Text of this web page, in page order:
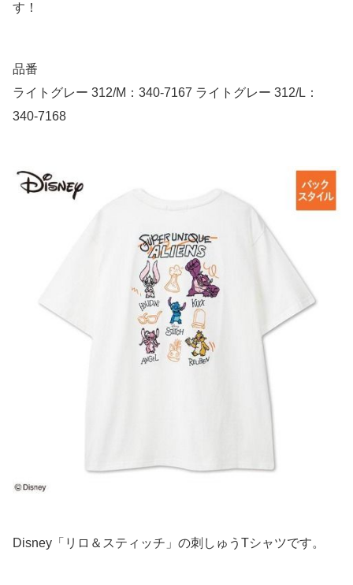
す！
品番
ライトグレー 312/M：340-7167 ライトグレー 312/L：
340-7168
Disney「リロ＆スティッチ」の刺しゅうTシャツです。